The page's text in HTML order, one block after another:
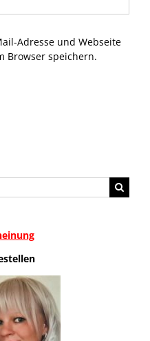
Adresse und Webseite
Browser speichern.